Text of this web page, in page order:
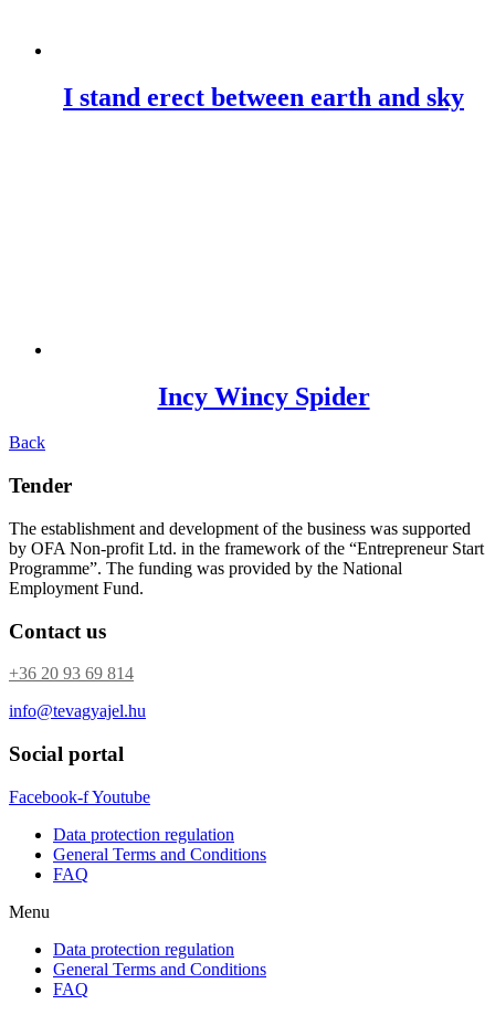
I stand erect between earth and sky
Incy Wincy Spider
Back
Tender
The establishment and development of the business was supported
by OFA Non-profit Ltd. in the framework of the “Entrepreneur Start
Programme”. The funding was provided by the National
Employment Fund.
Contact us
+36 20 93 69 814
info@tevagyajel.hu
Social portal
Facebook-fYoutube
Data protection regulation
General Terms and Conditions
FAQ
Menu
Data protection regulation
General Terms and Conditions
FAQ